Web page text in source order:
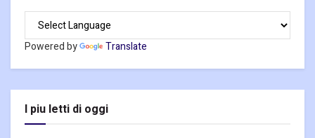
Powered by Translate
I piu letti di oggi